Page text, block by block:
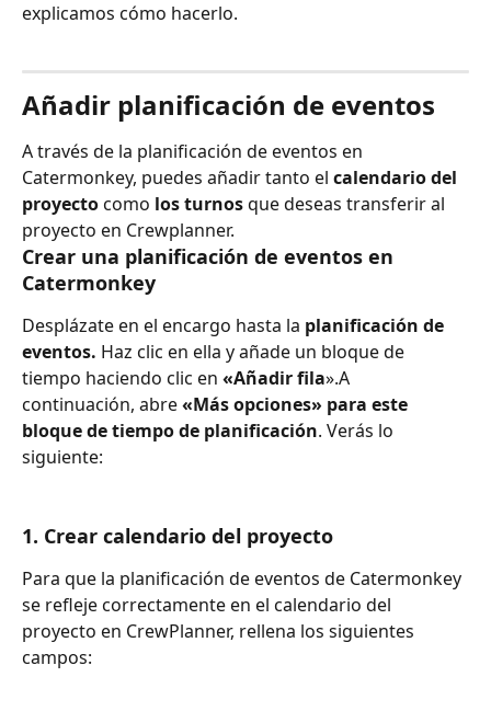
explicamos cómo hacerlo.
Añadir planificación de eventos
A través de la planificación de eventos en
Catermonkey, puedes añadir tanto el calendario del
proyecto como los turnos que deseas transferir al
proyecto en Crewplanner.
Crear una planificación de eventos en
Catermonkey
Desplázate en el encargo hasta la planificación de
eventos. Haz clic en ella y añade un bloque de
tiempo haciendo clic en «Añadir fila».A
continuación, abre «Más opciones» para este
bloque de tiempo de planificación. Verás lo
siguiente:
1. Crear calendario del proyecto
Para que la planificación de eventos de Catermonkey
se refleje correctamente en el calendario del
proyecto en CrewPlanner, rellena los siguientes
campos: